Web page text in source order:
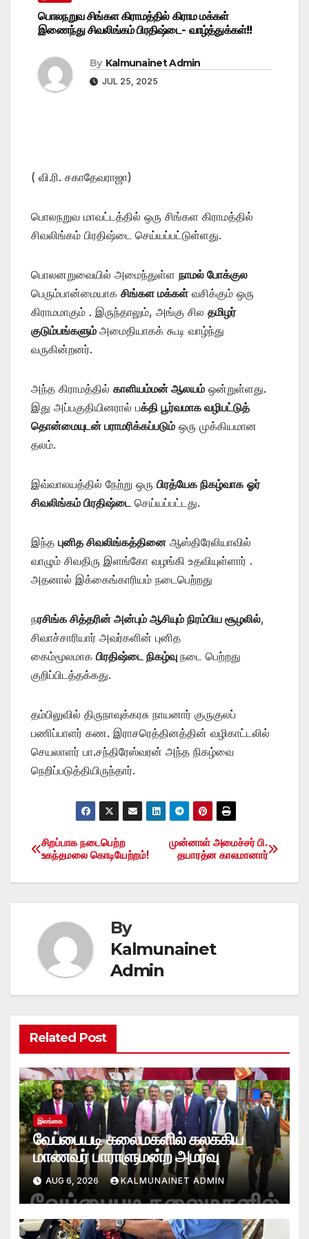
பொலநறுவ சிங்கள கிராமத்தில் கிராம மக்கள்
இணைந்து சிவலிங்கம் பிரதிஷ்டை- வாழ்த்துக்கள்!!
By Kalmunainet Admin
JUL 25, 2025
( வி.ரி. சகாதேவராஜா)
பொலநறுவ மாவட்டத்தில் ஒரு சிங்கள கிராமத்தில்
சிவலிங்கம் பிரதிஷ்டை செய்யப்பட்டுள்ளது.
பொலனறுவையில் அமைந்துள்ள நாமல் போக்குல
பெரும்பான்மையாக சிங்கள மக்கள் வசிக்கும் ஒரு
கிராமமாகும் . இருந்தாலும், அங்கு சில தமிழர்
குடும்பங்களும் அமைதியாகக் கூடி வாழ்ந்து
வருகின்றனர்.
அந்த கிராமத்தில் காளியம்மன் ஆலயம் ஒன்றுள்ளது.
இது அப்பகுதியினரால் பக்தி பூர்வமாக வழிபட்டுத்
தொன்மையுடன் பராமரிக்கப்படும் ஒரு முக்கியமான
தலம்.
இவ்வாலயத்தில் நேற்று ஒரு பிரத்யேக நிகழ்வாக ஓர்
சிவலிங்கம் பிரதிஷ்டை செய்யப்பட்டது.
இந்த புனித சிவலிங்கத்தினை ஆஸ்திரேலியாவில்
வாழும் சிவதிரு இளங்கோ வழங்கி உதவியுள்ளார் .
அதனால் இக்கைங்காரியம் நடைபெற்றது
நரசிங்க சித்தரின் அன்பும் ஆசியும் நிரம்பிய சூழலில்,
சிவாச்சாரியார் அவர்களின் புனித
கைம்மூலமாக பிரதிஷ்டை நிகழ்வு நடை பெற்றது
குறிப்பிடத்தக்கது.
தம்பிலுவில் திருநாவுக்கரசு நாயனார் குருகுலப்
பணிப்பாளர் கண. இராசரெத்தினத்தின் வழிகாட்டலில்
செயலாளர் பா.சந்திரேஸ்வரன் அந்த நிகழ்வை
நெறிப்படுத்தியிருந்தார்.
Post
navigation
முன்னாள் அமைச்சர் பி.
தயாரத்ன காலமானார்
சிறப்பாக நடைபெற்ற
உகந்தமலை கொடியேற்றம்!
By
Kalmunainet
Admin
Related Post
இலங்கை
வேப்பையடி கலைமகளில் கலக்கிய
மாணவர் பாராளுமன்ற அமர்வு
AUG 6, 2026 KALMUNAINET ADMIN